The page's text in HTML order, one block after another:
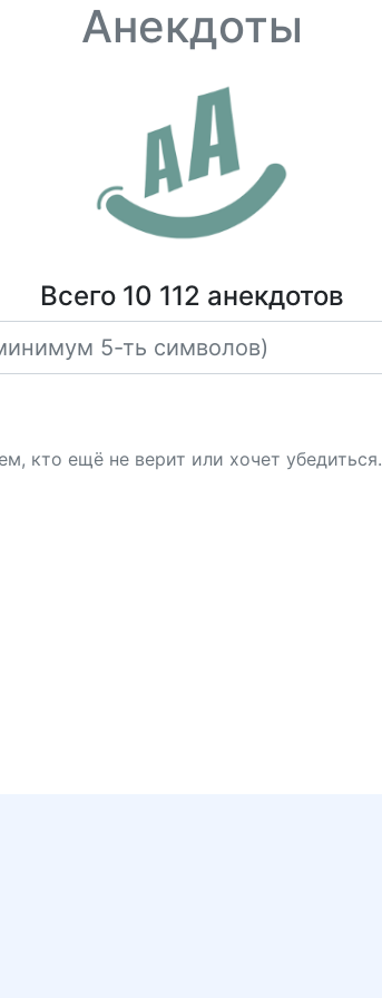
Анекдоты
Всего 10 112 анекдотов
кто ещё не верит или хочет убедиться.